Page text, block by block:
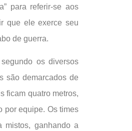
para referir-se aos
que ele exerce seu
de guerra.
os diversos
são demarcados de
ficam quatro metros,
por equipe. Os times
mistos, ganhando a